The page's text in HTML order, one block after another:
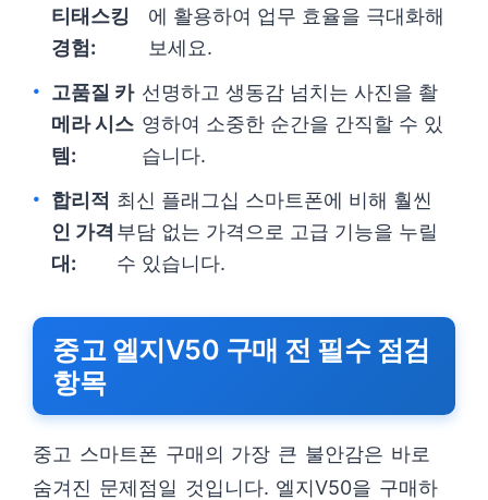
티태스킹
경험:
에 활용하여 업무 효율을 극대화해
보세요.
고품질 카
메라 시스
템:
선명하고 생동감 넘치는 사진을 촬
영하여 소중한 순간을 간직할 수 있
습니다.
합리적
인 가격
대:
최신 플래그십 스마트폰에 비해 훨씬
부담 없는 가격으로 고급 기능을 누릴
수 있습니다.
중고 엘지V50 구매 전 필수 점검
항목
중고 스마트폰 구매의 가장 큰 불안감은 바로
숨겨진 문제점일 것입니다. 엘지V50을 구매하